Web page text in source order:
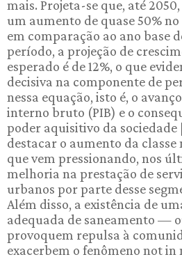
mais. Projeta-se que, até
um aumento de quase 50%
em comparação ao ano base
período, a projeção de
esperado é de 12%, o que
decisiva na componente de
nessa equação, isto é, o
interno bruto (PIB) e o
poder aquisitivo da sociedade
destacar o aumento da
que vem pressionando, nos
melhoria na prestação de
urbanos por parte desse
Além disso, a existência de
adequada de saneamento —
provoquem repulsa à
exacerbem o fenômeno not